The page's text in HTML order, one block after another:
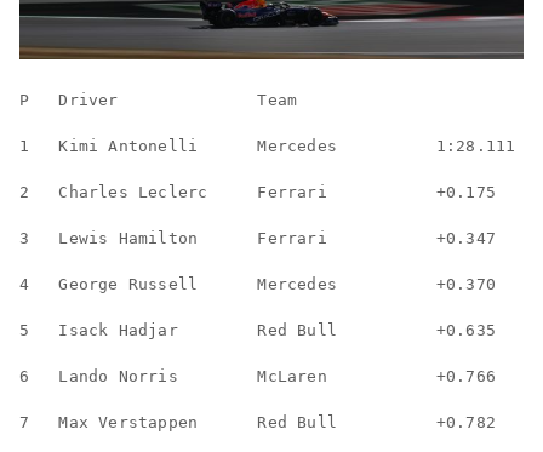
P   Driver              Team
1   Kimi Antonelli      Mercedes          1:28.111
2   Charles Leclerc     Ferrari           +0.175
3   Lewis Hamilton      Ferrari           +0.347
4   George Russell      Mercedes          +0.370
5   Isack Hadjar        Red Bull          +0.635
6   Lando Norris        McLaren           +0.766
7   Max Verstappen      Red Bull          +0.782